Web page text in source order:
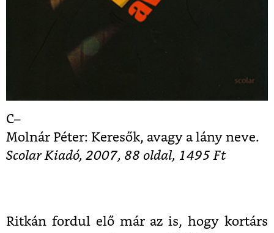
C–
Molnár Péter: Keresők, avagy a lány neve.
Scolar Kiadó, 2007, 88 oldal, 1495 Ft
Ritkán fordul elő már az is, hogy kortárs